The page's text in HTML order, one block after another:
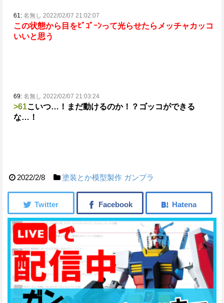
61: 名無し 2022/02/07 21:02:07
この状態から目をﾋﾞｺﾞｰﾝって光らせたらメッチャカッコ
いいと思う
69: 名無し 2022/02/07 21:03:24
>61こいつ…！まだ動けるのか！？ゴッコができる
な…！
2022/2/8 塗装とか模型製作 ガンプラ